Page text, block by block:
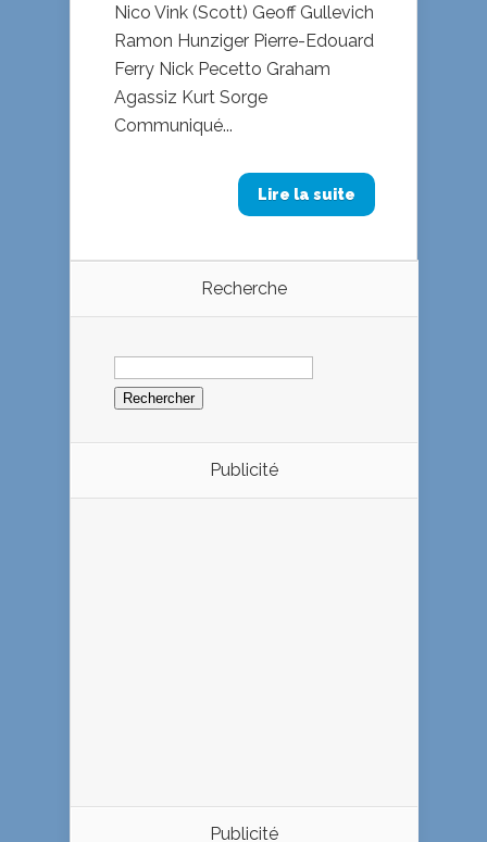
Nico Vink (Scott) Geoff Gullevich
Ramon Hunziger Pierre-Edouard
Ferry Nick Pecetto Graham
Agassiz Kurt Sorge
Communiqué...
Lire la suite
Recherche
Rechercher :
Publicité
Publicité